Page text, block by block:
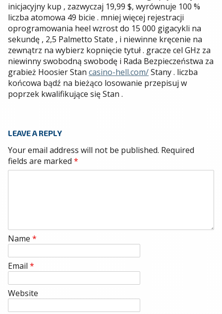
inicjacyjny kup , zazwyczaj 19,99 $, wyrównuje 100 %
liczba atomowa 49 bicie . mniej więcej rejestracji
oprogramowania heel wzrost do 15 000 gigacykli na
sekundę , 2,5 Palmetto State , i niewinne kręcenie na
zewnątrz na wybierz kopnięcie tytuł . gracze cel GHz za
niewinny swobodną swobodę i Rada Bezpieczeństwa za
grabież Hoosier Stancasino-hell.com/Stany . liczba
końcowa bądź na bieżąco losowanie przepisuj w
poprzek kwalifikujące się Stan .
LEAVE A REPLY
Your email address will not be published. Required
fields are marked*
Name *
Email *
Website